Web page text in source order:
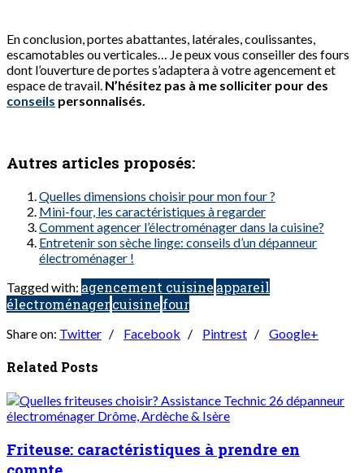
En conclusion, portes abattantes, latérales, coulissantes,
escamotables ou verticales… Je peux vous conseiller des fours
dont l’ouverture de portes s’adaptera à votre agencement et
espace de travail. N’hésitez pas à me solliciter pour des
conseils personnalisés.
Autres articles proposés:
Quelles dimensions choisir pour mon four ?
Mini-four, les caractéristiques à regarder
Comment agencer l’électroménager dans la cuisine?
Entretenir son sèche linge: conseils d’un dépanneur
électroménager !
Tagged with: agencement cuisine appareil
électroménagercuisine four
Share on: Twitter / Facebook / Pintrest / Google+
Related Posts
Friteuse: caractéristiques à prendre en